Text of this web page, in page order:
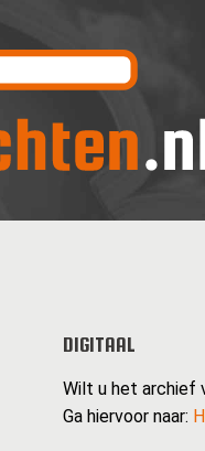
DIGITAAL
Wilt u het archief
Ga hiervoor naar: